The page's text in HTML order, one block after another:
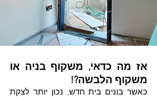
אז מה כדאי, משקוף בניה או
משקוף הלבשה?!
כאשר בונים בית חדש, נכון יותר לצקת